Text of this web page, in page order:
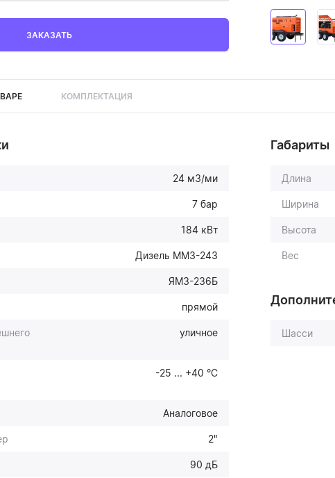
ЗАКАЗАТЬ
КОМПЛЕКТАЦИЯ
24 м3/ми
7 бар
184 кВт
Дизель ММЗ-243
ЯМЗ-236Б
прямой
уличное
-25 ... +40 °С
Аналоговое
2"
90 дБ
Габариты
Длина
Ширина
Высота
Вес
Шасси